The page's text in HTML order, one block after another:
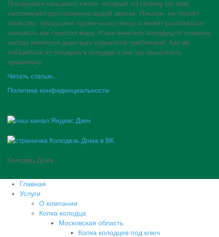
Плывунами называют песок, который по своему составу
напоминает пропитанную водой землю. Плывун, не теряет
свойства, присущего привычному песку и может растекаться
оплывать как простая вода. И как очистить колодец от плывуна
иногда является довольно серьезной проблемой. Как же
избавиться от плывуна в колодце и как это выполнить
правильно.
Читать статью...
Политика конфиденциальности
Колодец Дома
Главная
Услуги
О компании
Копка колодца
Московская область
Копка колодцев под ключ